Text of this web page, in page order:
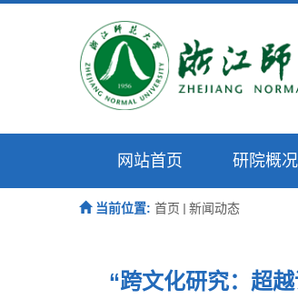
网站首页 研院概况
当前位置: 首页 新闻动态
“跨文化研究：超